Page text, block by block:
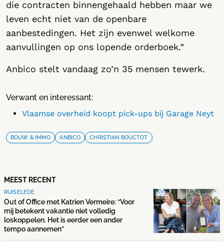
die contracten binnengehaald hebben maar we
leven echt niet van de openbare
aanbestedingen. Het zijn evenwel welkome
aanvullingen op ons lopende orderboek.”
Anbico stelt vandaag zo’n 35 mensen tewerk.
Verwant en interessant:
Vlaamse overheid koopt pick-ups bij Garage Neyt
BOUW & IMMO ANBICO CHRISTIAN BOUCTOT
MEEST RECENT
RUISELEDE
Out of Office met Katrien Vermeire: “Voor
mij betekent vakantie niet volledig
loskoppelen. Het is eerder een ander
tempo aannemen”